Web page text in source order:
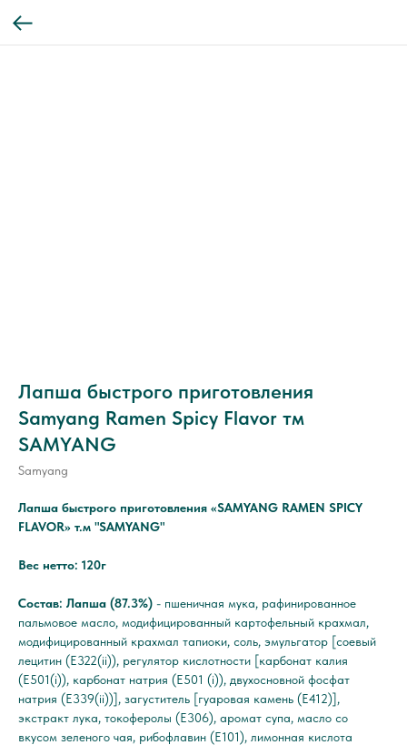
Лапша быстрого приготовления
Samyang Ramen Spicy Flavor тм
SAMYANG
Samyang
Лапша быстрого приготовления «SAMYANG RAMEN SPICY
FLAVOR» т.м "SAMYANG"
Вес нетто: 120г
Состав: Лапша (87.3%) - пшеничная мука, рафинированное
пальмовое масло, модифицированный картофельный крахмал,
модифицированный крахмал тапиоки, соль, эмульгатор [соевый
лецитин (E322(ii)), регулятор кислотности [карбонат калия
(E501(i)), карбонат натрия (E501 (i)), двухосновной фосфат
натрия (E339(ii))], загуститель [гуаровая камень (E412)],
экстракт лука, токоферолы (E306), аромат супа, масло со
вкусом зеленого чая, рибофлавин (E101), лимонная кислота